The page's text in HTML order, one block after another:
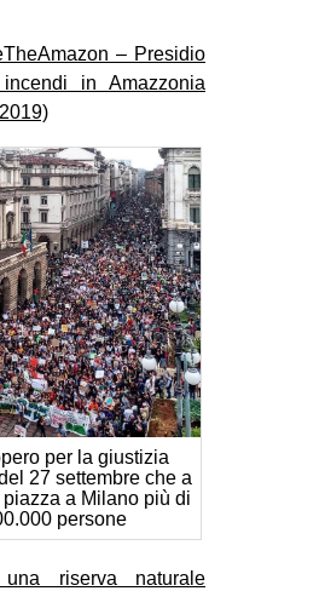
– Presidio
in Amazzonia
per la giustizia
27 settembre che a
piazza a Milano più di
persone
riserva naturale